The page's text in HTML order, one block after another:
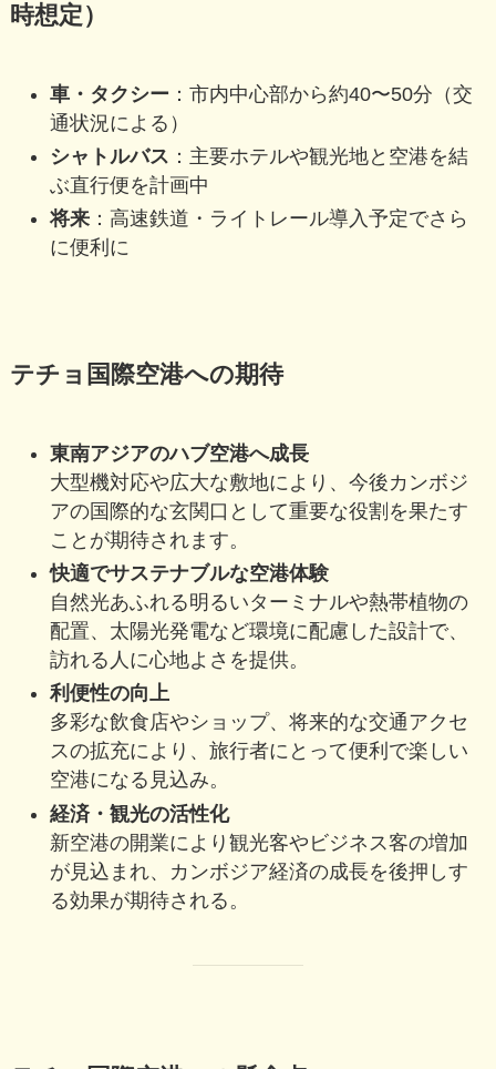
時想定）
車・タクシー ：市内中心部から約40〜50分（交
通状況による）
シャトルバス ：主要ホテルや観光地と空港を結
ぶ直行便を計画中
将来：高速鉄道・ライトレール導入予定でさら
に便利に
テチョ国際空港への期待
東南アジアのハブ空港へ成長
大型機対応や広大な敷地により、今後カンボジ
アの国際的な玄関口として重要な役割を果たす
ことが期待されます。
快適でサステナブルな空港体験
自然光あふれる明るいターミナルや熱帯植物の
配置、太陽光発電など環境に配慮した設計で、
訪れる人に心地よさを提供。
利便性の向上
多彩な飲食店やショップ、将来的な交通アクセ
スの拡充により、旅行者にとって便利で楽しい
空港になる見込み。
経済・観光の活性化
新空港の開業により観光客やビジネス客の増加
が見込まれ、カンボジア経済の成長を後押しす
る効果が期待される。